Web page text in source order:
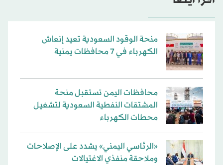
منحة الوقود السعودية تعيد إنعاش
الكهرباء في 7 محافظات يمنية
محافظات اليمن تستقبل منحة
المشتقات النفطية السعودية لتشغيل
محطات الكهرباء
«الرئاسي اليمني» يشدد على الإصلاحات
وملاحقة منفذي الاغتيالات